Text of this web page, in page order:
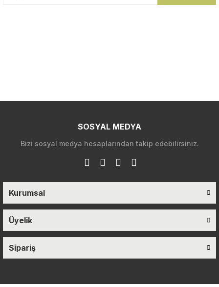
SOSYAL MEDYA
Bizi sosyal medya hesaplarından takip edebilirsiniz.
Kurumsal
Üyelik
Sipariş